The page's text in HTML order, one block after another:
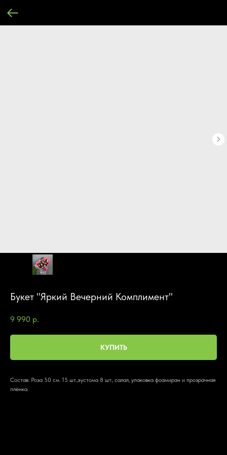
Букет "Яркий Вечерний Комплимент"
9 990 р.
КУПИТЬ
Состав: Роза 50 см. 15 шт.,эустома 8 шт., салал, упаковка фоамиран и прозрачная
плёнка.